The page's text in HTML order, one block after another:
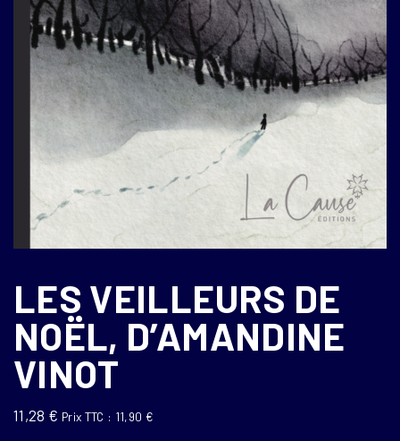
LES VEILLEURS DE
NOËL, D’AMANDINE
VINOT
11,28 € Prix TTC : 11,90 €